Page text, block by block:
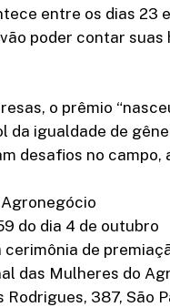
entre os dias 23
poder contar suas
o prêmio
da igualdade de
desafios no campo,
do dia 4 de outubro
de
das Mulheres do
Rodrigues, 387, São